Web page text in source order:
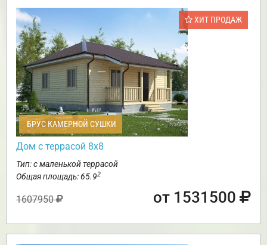
ХИТ ПРОДАЖ
БРУС КАМЕРНОЙ СУШКИ
Дом с террасой 8х8
Тип: с маленькой террасой
Общая площадь: 65.92
1607950 от 1531500